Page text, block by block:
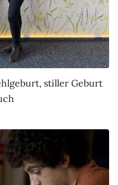
stiller Geburt